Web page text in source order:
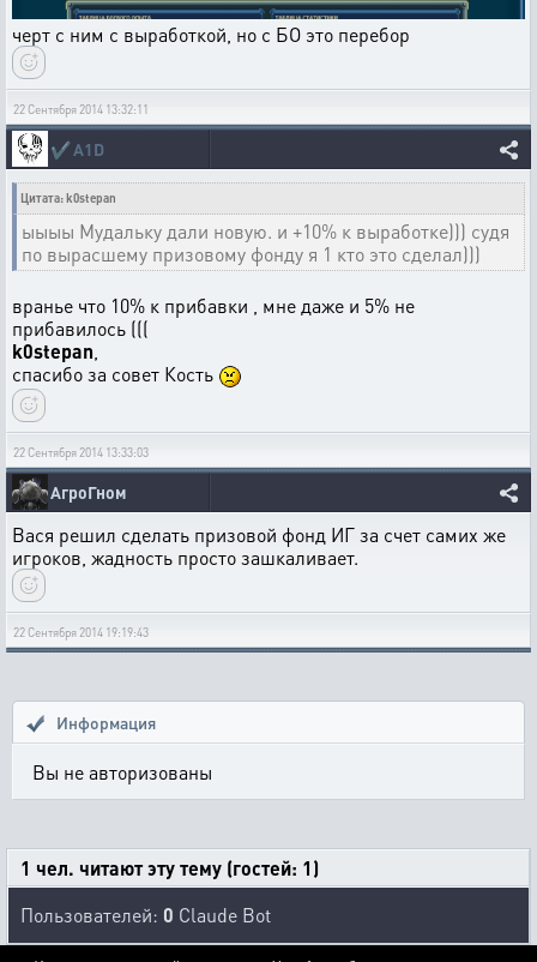
черт с ним с выработкой, но с БО это перебор
22 Сентября 2014 13:32:11
✔️A1D
Цитата: k0stepan
ыыыы Мудальку дали новую. и +10% к выработке))) судя
по вырасшему призовому фонду я 1 кто это сделал)))
вранье что 10% к прибавки , мне даже и 5% не
прибавилось (((
k0stepan,
спасибо за совет Кость
22 Сентября 2014 13:33:03
АгроГном
Вася решил сделать призовой фонд ИГ за счет самих же
игроков, жадность просто зашкаливает.
22 Сентября 2014 19:19:43
Информация
Вы не авторизованы
1 чел. читают эту тему (гостей: 1)
Пользователей: 0 Claude Bot